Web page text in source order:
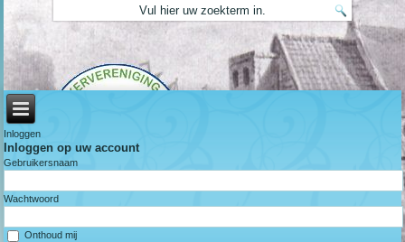
Inloggen
Inloggen op uw account
Gebruikersnaam
Wachtwoord
Onthoud mij